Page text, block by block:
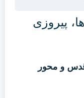
پیروزی
و محور